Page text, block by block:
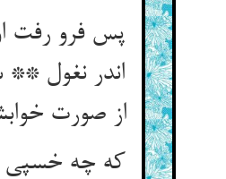
پس فرو رفت
اندر نغول **
از صورت
که چه خسپی